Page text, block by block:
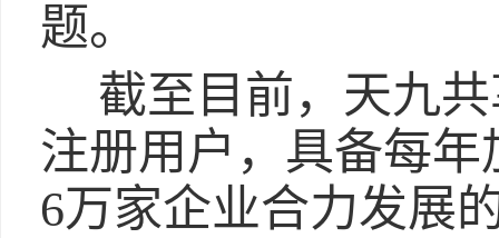
题。
截至目前，天九
注册用户，具备每
6万家企业合力发展